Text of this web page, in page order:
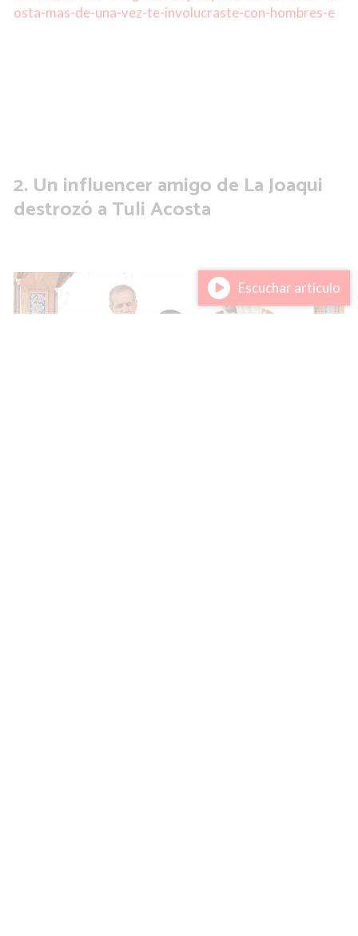
Un influencer amigo de La Joaqui
destrozó a Tuli Acosta
Escuchar artículo